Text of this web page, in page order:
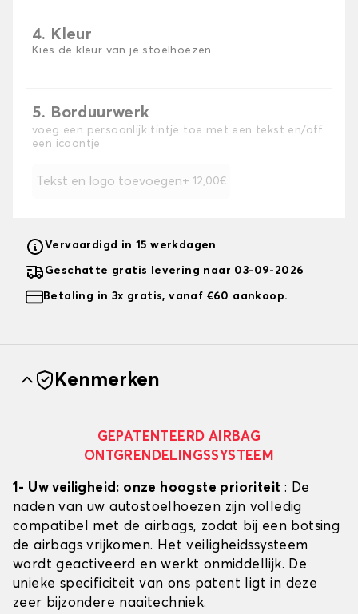
4. Kleur
Kies de kleur van je stoelhoezen.
5. Borduurwerk
voeg een persoonlijk tintje toe met een tekst en/off
een icoontje
Tekst en logo toevoegen + 12,00€
Vervaardigd in 15 werkdagen
Geschatte gratis levering naar 03-09-2026
Betaling in 3x gratis, vanaf €60 aankoop.
Kenmerken
GEPATENTEERD AIRBAG
ONTGRENDELINGSSYSTEEM
1- Uw veiligheid: onze hoogste prioriteit : De
naden van uw autostoelhoezen zijn volledig
compatibel met de airbags, zodat bij een botsing
de airbags vrijkomen. Het veiligheidssysteem
wordt geactiveerd en werkt onmiddellijk. De
unieke specificiteit van ons patent ligt in deze
zeer bijzondere naaitechniek.